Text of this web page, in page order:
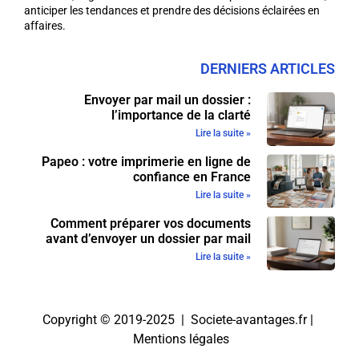
anticiper les tendances et prendre des décisions éclairées en
affaires.
DERNIERS ARTICLES
Envoyer par mail un dossier :
l’importance de la clarté
Lire la suite »
Papeo : votre imprimerie en ligne de
confiance en France
Lire la suite »
Comment préparer vos documents
avant d’envoyer un dossier par mail
Lire la suite »
Copyright © 2019-2025 | Societe-avantages.fr |
Mentions légales